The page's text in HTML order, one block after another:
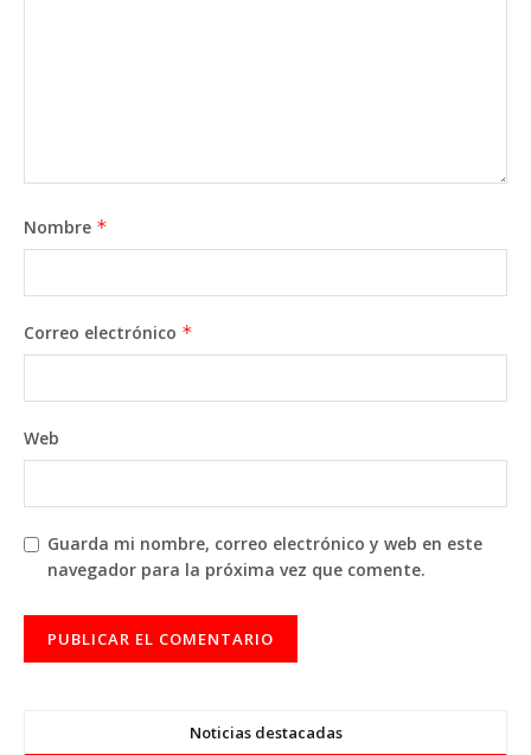
Nombre *
Correo electrónico *
Web
Guarda mi nombre, correo electrónico y web en este
navegador para la próxima vez que comente.
Noticias destacadas